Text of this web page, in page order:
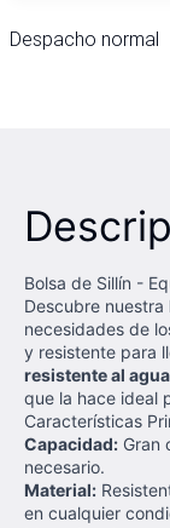
Despacho normal
Bolsa de Sillín -
Descubre nuestra
necesidades de
y resistente para
resistente al agua
que la hace ideal
Características
Capacidad: Gran
necesario.
Material:
en cualquier